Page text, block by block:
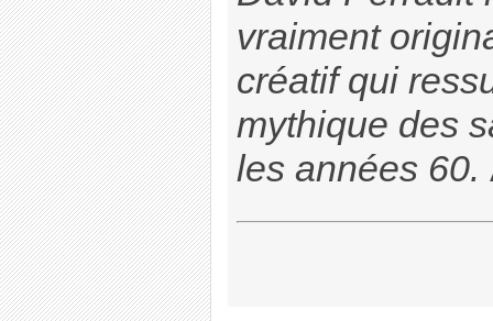
vraiment
créatif qui
mythique des
les années 60.